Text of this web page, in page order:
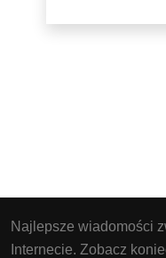
Najlepsze wiadomości
Internecie. Zobacz